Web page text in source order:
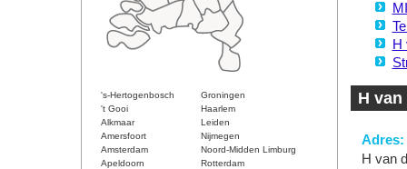
's-Hertogenbosch
Groningen
't Gooi
Haarlem
Alkmaar
Leiden
Amersfoort
Nijmegen
Amsterdam
Noord-Midden Limburg
Apeldoorn
Rotterdam
H
H van
Adres:
H van